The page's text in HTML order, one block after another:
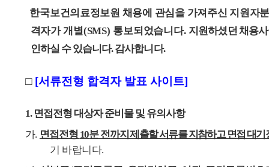
Information
Service
한국보건의료정보원 채용에 관심을 가져주신 지원자
격자가 개별(SMS) 통보되었습니다. 지원하셨던 채용
인하실 수 있습니다.감사합니다.
□ [서류전형 합격자 발표 사이트]
1. 면접전형 대상자 준비물 및 유의사항
가. 면접전형 10분 전까지 제출할 서류를 지참하고 면접 대기
기 바랍니다.